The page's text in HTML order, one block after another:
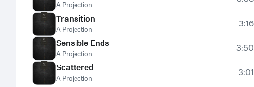
A Projection
Transition
A Projection
3:16
Sensible Ends
A Projection
3:50
Scattered
A Projection 3:01